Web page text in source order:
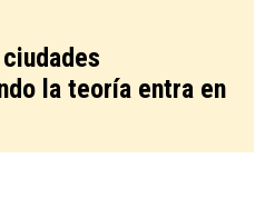
la teoría entra en